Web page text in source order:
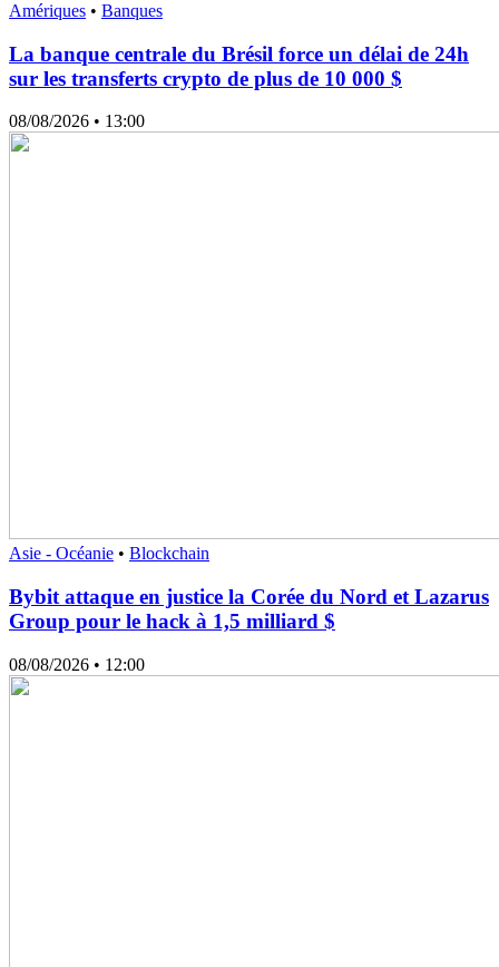
Amériques • Banques
La banque centrale du Brésil force un délai de 24h
sur les transferts crypto de plus de 10 000 $
08/08/2026 • 13:00
Asie - Océanie • Blockchain
Bybit attaque en justice la Corée du Nord et Lazarus
Group pour le hack à 1,5 milliard $
08/08/2026 • 12:00